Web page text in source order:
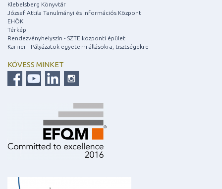
Klebelsberg Könyvtár
József Attila Tanulmányi és Információs Központ
EHÖK
Térkép
Rendezvényhelyszín - SZTE központi épület
Karrier - Pályázatok egyetemi állásokra, tisztségekre
KÖVESS MINKET